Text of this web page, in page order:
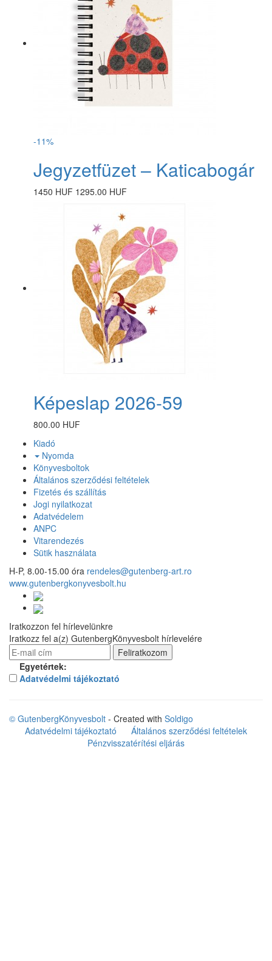
-11%
Jegyzetfüzet – Katicabogár
1450 HUF 1295.00 HUF
Képeslap 2026-59
800.00 HUF
Kiadó
Nyomda
Könyvesboltok
Általános szerződési feltételek
Fizetés és szállítás
Jogi nyilatkozat
Adatvédelem
ANPC
Vitarendezés
Sütik használata
H-P, 8.00-15.00 óra rendeles@gutenberg-art.ro
www.gutenbergkonyvesbolt.hu
Iratkozzon fel hírlevelünkre
Iratkozz fel a(z) GutenbergKönyvesbolt hírlevelére
Egyetértek:
Adatvédelmi tájékoztató
© GutenbergKönyvesbolt - Created with Soldigo
Adatvédelmi tájékoztató
Általános szerződési feltételek
Pénzvisszatérítési eljárás